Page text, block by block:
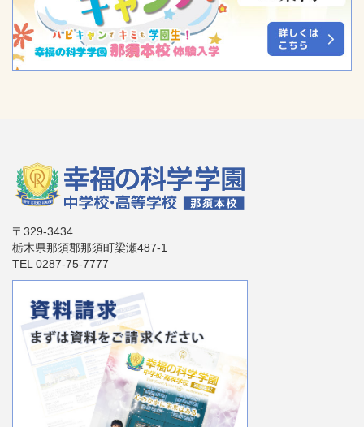
〒329-3434
栃木県那須郡那須町梁瀬487-1
TEL 0287-75-7777